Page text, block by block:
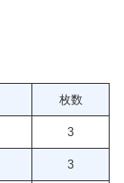
枚数
3
3